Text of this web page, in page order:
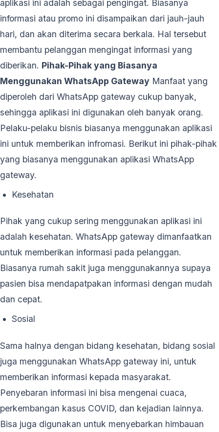
aplikasi ini adalah sebagai pengingat. Biasanya
informasi atau promo ini disampaikan dari jauh-jauh
hari, dan akan diterima secara berkala. Hal tersebut
membantu pelanggan mengingat informasi yang
diberikan. Pihak-Pihak yang Biasanya
Menggunakan WhatsApp Gateway Manfaat yang
diperoleh dari WhatsApp gateway cukup banyak,
sehingga aplikasi ini digunakan oleh banyak orang.
Pelaku-pelaku bisnis biasanya menggunakan aplikasi
ini untuk memberikan infromasi. Berikut ini pihak-pihak
yang biasanya menggunakan aplikasi WhatsApp
gateway.
Kesehatan
Pihak yang cukup sering menggunakan aplikasi ini
adalah kesehatan. WhatsApp gateway dimanfaatkan
untuk memberikan informasi pada pelanggan.
Biasanya rumah sakit juga menggunakannya supaya
pasien bisa mendapatpakan informasi dengan mudah
dan cepat.
Sosial
Sama halnya dengan bidang kesehatan, bidang sosial
juga menggunakan WhatsApp gateway ini, untuk
memberikan informasi kepada masyarakat.
Penyebaran informasi ini bisa mengenai cuaca,
perkembangan kasus COVID, dan kejadian lainnya.
Bisa juga digunakan untuk menyebarkan himbauan